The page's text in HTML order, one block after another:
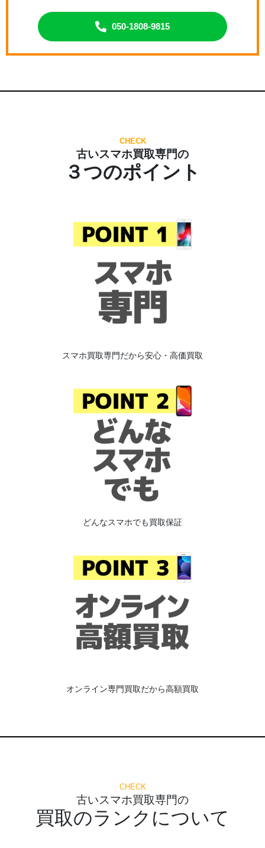
050-1808-9815
CHECK
古いスマホ買取専門の
３つのポイント
スマホ買取専門だから安心・高価買取
どんなスマホでも買取保証
オンライン専門買取だから高額買取
CHECK
古いスマホ買取専門の
買取のランクについて